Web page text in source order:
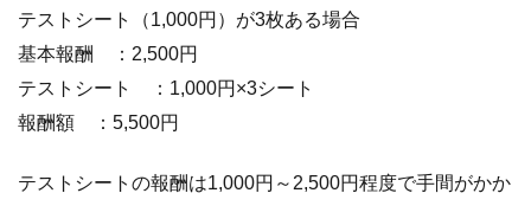
テストシート（1,000円）が3枚ある場合
基本報酬 ：2,500円
テストシート ：1,000円×3シート
報酬額 ：5,500円
テストシートの報酬は1,000円～2,500円程度で手間がかか